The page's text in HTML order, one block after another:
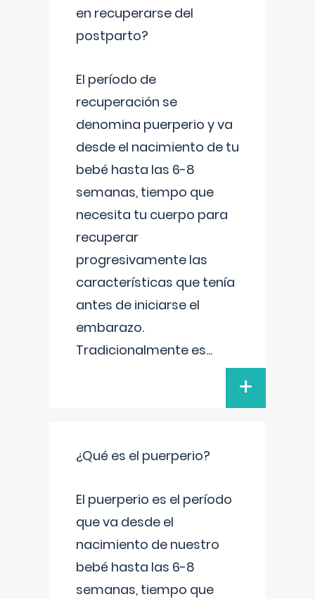
en recuperarse del
postparto?
El período de
recuperación se
denomina puerperio y va
desde el nacimiento de tu
bebé hasta las 6-8
semanas, tiempo que
necesita tu cuerpo para
recuperar
progresivamente las
características que tenía
antes de iniciarse el
embarazo.
Tradicionalmente es...
+
¿Qué es el puerperio?
El puerperio es el período
que va desde el
nacimiento de nuestro
bebé hasta las 6-8
semanas, tiempo que